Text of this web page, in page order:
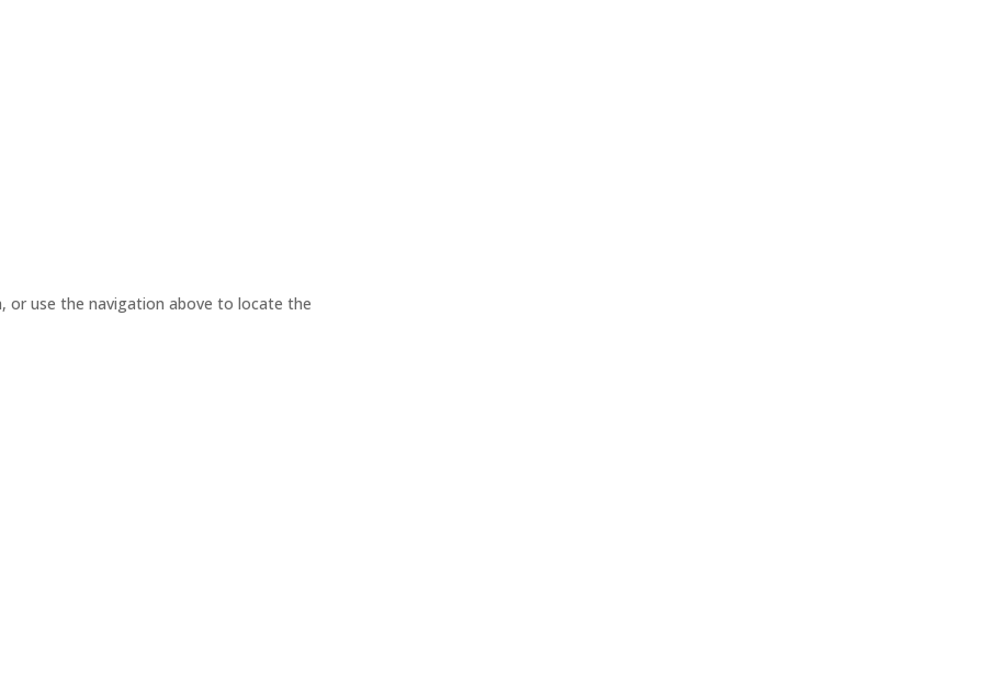
or use the navigation above to locate the